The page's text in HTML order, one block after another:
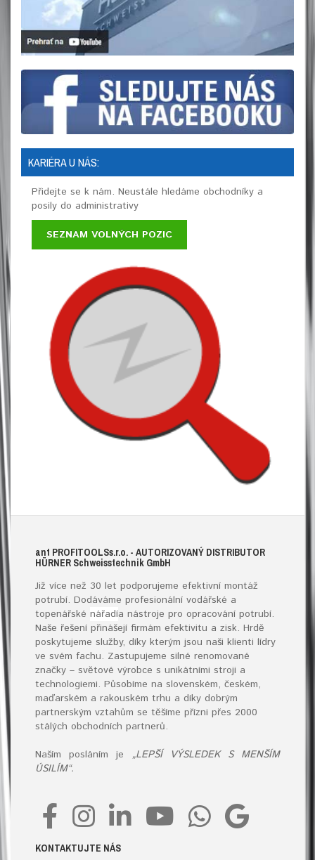
KARIÉRA U NÁS:
Přidejte se k nám. Neustále hledáme obchodníky a
posily do administrativy
SEZNAM VOLNÝCH POZIC
ant PROFITOOLSs.r.o. - AUTORIZOVANÝ DISTRIBUTOR
HÜRNER Schweisstechnik GmbH
Již více než 30 let podporujeme efektivní montáž
potrubí. Dodáváme profesionální vodářské a
topenářské nářadía nástroje pro opracování potrubí.
Naše řešení přinášejí firmám efektivitu a zisk. Hrdě
poskytujeme služby, díky kterým jsou naši klienti lídry
ve svém fachu. Zastupujeme silné renomované
značky – světové výrobce s unikátními stroji a
technologiemi. Působíme na slovenském, českém,
maďarském a rakouském trhu a díky dobrým
partnerským vztahům se těšíme přízni přes 2000
stálých obchodních partnerů.
Naším posláním je „LEPŠÍ VÝSLEDEK S MENŠÍM
ÚSILÍM“.
KONTAKTUJTE NÁS